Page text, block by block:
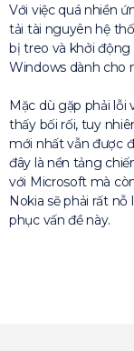
Với việc quá nhiền
tải tài nguyên hệ
bị treo và khởi
Windows dành cho
Mặc dù gặp phải lỗi
thấy bối rối, tuy
mới nhất vẫn được
đây là nền tảng
với Microsoft mà
Nokia sẽ phải rất
phục vấn đề này.